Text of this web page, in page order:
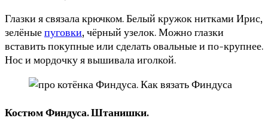
Глазки я связала крючком. Белый кружок нитками Ирис,
зелёныепуговки, чёрный узелок. Можно глазки
вставить покупные или сделать овальные и по-крупнее.
Нос и мордочку я вышивала иголкой.
Костюм Финдуса.Штанишки.